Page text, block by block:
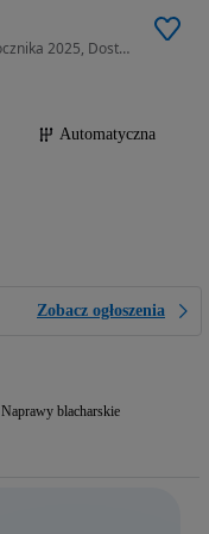
1499 cm3 • 537 KM • Omoda 9 Wyprzedaż rocznika 2025, Dostępny od ręki OC/AC za 1 zł
Automatyczna
Zobacz ogłoszenia
Naprawy blacharskie